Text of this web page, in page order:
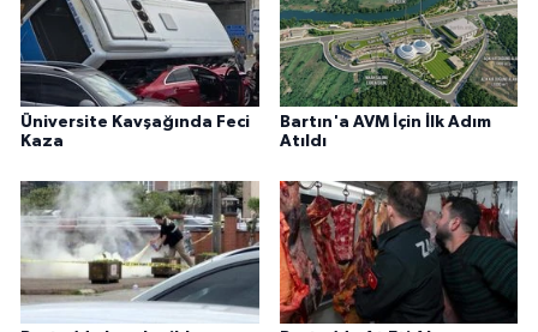
Üniversite Kavşağında Feci
Kaza
Bartın'a AVM İçin İlk Adım
Atıldı